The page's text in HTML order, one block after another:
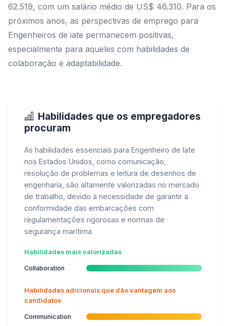
62.519, com um salário médio de US$ 46.310. Para os
próximos anos, as perspectivas de emprego para
Engenheiros de iate permanecem positivas,
especialmente para aqueles com habilidades de
colaboração e adaptabilidade.
Habilidades que os empregadores
procuram
As habilidades essenciais para Engenheiro de Iate
nos Estados Unidos, como comunicação,
resolução de problemas e leitura de desenhos de
engenharia, são altamente valorizadas no mercado
de trabalho, devido à necessidade de garantir a
conformidade das embarcações com
regulamentações rigorosas e normas de
segurança marítima.
Habilidades mais valorizadas
Collaboration
Habilidades adicionais que dão vantagem aos
candidatos
Communication